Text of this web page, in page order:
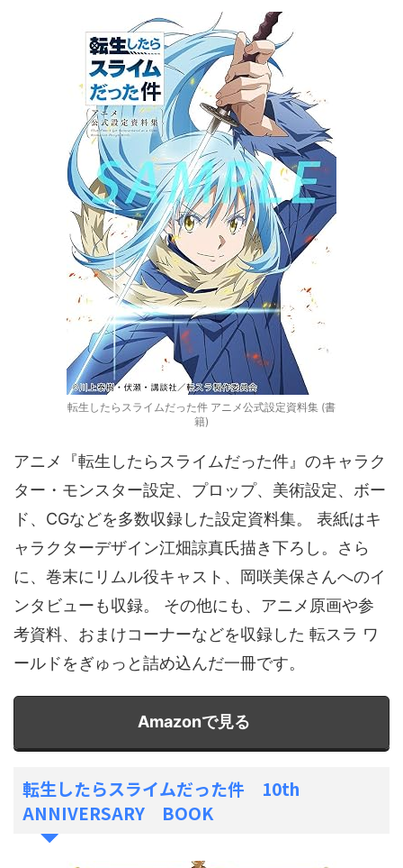
転生したらスライムだった件 アニメ公式設定資料集 (書
籍)
アニメ『転生したらスライムだった件』のキャラク
ター・モンスター設定、プロップ、美術設定、ボー
ド、CGなどを多数収録した設定資料集。 表紙はキ
ャラクターデザイン江畑諒真氏描き下ろし。さら
に、巻末にリムル役キャスト、岡咲美保さんへのイ
ンタビューも収録。 その他にも、アニメ原画や参
考資料、おまけコーナーなどを収録した 転スラ ワ
ールドをぎゅっと詰め込んだ一冊です。
Amazonで見る
転生したらスライムだった件 10th
ANNIVERSARY BOOK